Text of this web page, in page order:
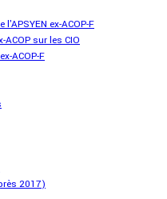
ex-ACOP-F
ACOP sur les CIO
ACOP-F
2017)